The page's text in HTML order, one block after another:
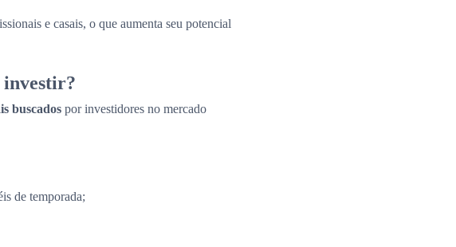
e casais, o que aumenta seu potencial
investir?
buscados por investidores no mercado
de temporada;